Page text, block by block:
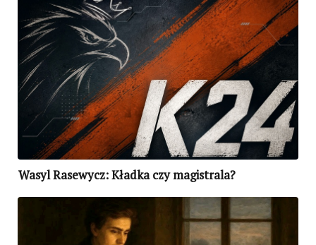
Wasyl Rasewycz: Kładka czy magistrala?